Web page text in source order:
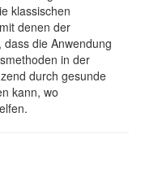
klassischen
denen der
die Anwendung
in der
durch gesunde
kann, wo